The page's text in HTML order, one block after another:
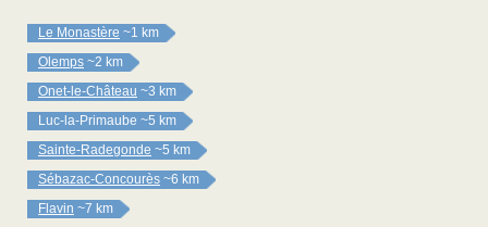
Le Monastère ~1 km
Olemps ~2 km
Onet-le-Château ~3 km
Luc-la-Primaube ~5 km
Sainte-Radegonde ~5 km
Sébazac-Concourès ~6 km
Flavin ~7 km